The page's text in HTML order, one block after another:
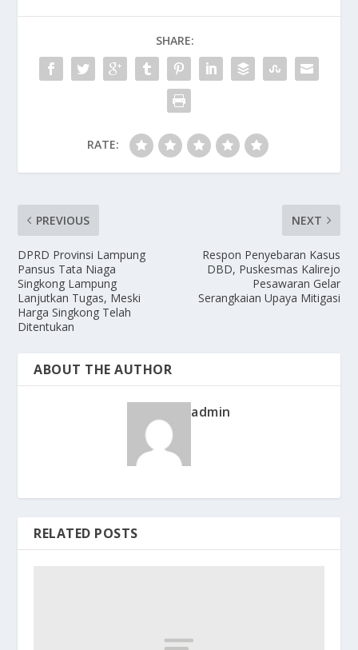
SHARE:
RATE:
PREVIOUS
DPRD Provinsi Lampung
Pansus Tata Niaga
Singkong Lampung
Lanjutkan Tugas, Meski
Harga Singkong Telah
Ditentukan
NEXT
Respon Penyebaran Kasus
DBD, Puskesmas Kalirejo
Pesawaran Gelar
Serangkaian Upaya Mitigasi
ABOUT THE AUTHOR
admin
RELATED POSTS